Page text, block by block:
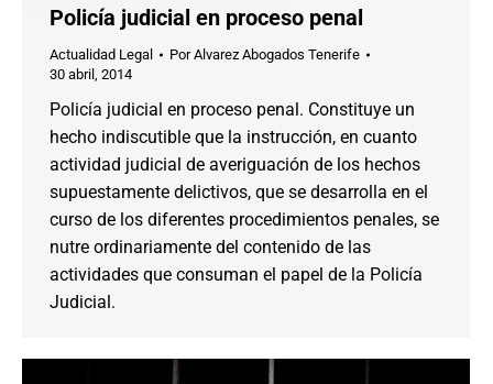
Policía judicial en proceso penal
Actualidad Legal PorAlvarez Abogados Tenerife
30 abril, 2014
Policía judicial en proceso penal. Constituye un
hecho indiscutible que la instrucción, en cuanto
actividad judicial de averiguación de los hechos
supuestamente delictivos, que se desarrolla en el
curso de los diferentes procedimientos penales, se
nutre ordinariamente del contenido de las
actividades que consuman el papel de la Policía
Judicial.